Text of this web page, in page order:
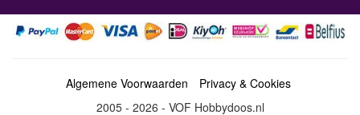
Algemene Voorwaarden
Privacy & Cookies
2005 - 2026 - VOF Hobbydoos.nl